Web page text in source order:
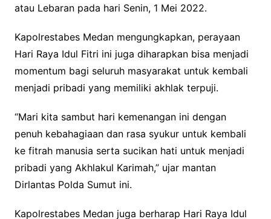
atau Lebaran pada hari Senin, 1 Mei 2022.
Kapolrestabes Medan mengungkapkan, perayaan
Hari Raya Idul Fitri ini juga diharapkan bisa menjadi
momentum bagi seluruh masyarakat untuk kembali
menjadi pribadi yang memiliki akhlak terpuji.
“Mari kita sambut hari kemenangan ini dengan
penuh kebahagiaan dan rasa syukur untuk kembali
ke fitrah manusia serta sucikan hati untuk menjadi
pribadi yang Akhlakul Karimah,” ujar mantan
Dirlantas Polda Sumut ini.
Kapolrestabes Medan juga berharap Hari Raya Idul